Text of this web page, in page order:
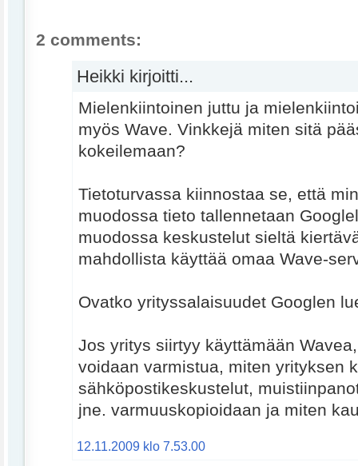
2 comments:
Heikki kirjoitti...
Mielenkiintoinen juttu ja
myös Wave. Vinkkejä miten sitä
kokeilemaan?
Tietoturvassa kiinnostaa se, että
muodossa tieto tallennetaan
muodossa keskustelut sieltä
mahdollista käyttää omaa Wave-
Ovatko yrityssalaisuudet Googlen
Jos yritys siirtyy käyttämään
voidaan varmistua, miten yrityksen
sähköpostikeskustelut,
jne. varmuuskopioidaan ja miten
12.11.2009 klo 7.53.00